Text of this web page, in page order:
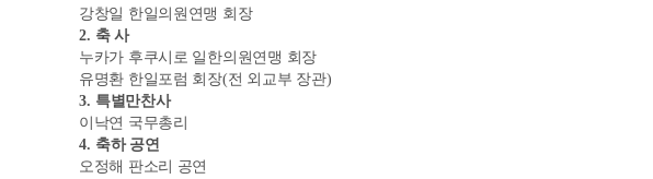
강창일 한일의원연맹 회장
2. 축 사
누카가 후쿠시로 일한의원연맹 회장
유명환 한일포럼 회장(전 외교부 장관)
3. 특별만찬사
이낙연 국무총리
4. 축하 공연
오정해 판소리 공연